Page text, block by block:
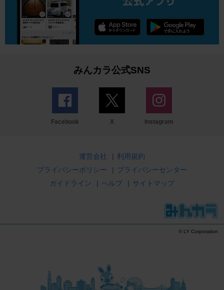
みんカラ公式SNS
Facebook X Instagram
運営会社 | 利用規約
プライバシーポリシー
| プライバシーセンター
ガイドライン
| ヘルプ | サイトマップ
© LY Corporation